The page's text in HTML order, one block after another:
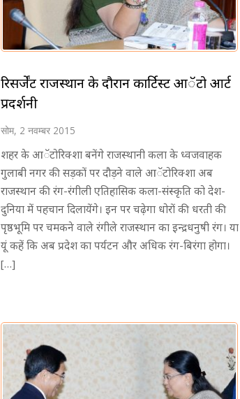
रिसर्जेंट राजस्थान के दौरान कार्टिस्ट आॅटो आर्ट
प्रदर्शनी
सोम, 2 नवम्बर 2015
शहर के आॅटोरिक्शा बनेंगे राजस्थानी कला के ध्वजवाहक
गुलाबी नगर की सड़कों पर दौड़ने वाले आॅटोरिक्शा अब
राजस्थान की रंग-रंगीली एतिहासिक कला-संस्कृति को देश-
दुनिया में पहचान दिलायेंगे। इन पर चढे़गा धोरों की धरती की
पृष्ठभूमि पर चमकने वाले रंगीले राजस्थान का इन्द्रधनुषी रंग। या
यूं कहें कि अब प्रदेश का पर्यटन और अधिक रंग-बिरंगा होगा।
[…]